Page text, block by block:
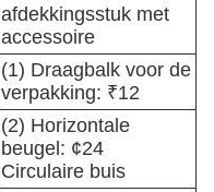
afdekkingsstuk met
accessoire
(1) Draagbalk voor de
verpakking: ₹12
(2) Horizontale
beugel: ¢24
Circulaire buis